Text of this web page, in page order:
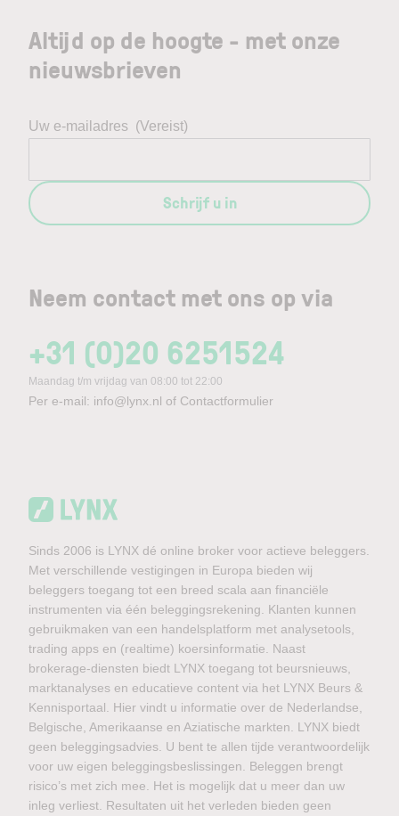
Neem contact met ons op via
+31 (0)20 6251524
Maandag t/m vrijdag van 08:00 tot 22:00
Per e-mail: info@lynx.nl of Contactformulier
Altijd op de hoogte - met onze
nieuwsbrieven
Uw e-mailadres (Vereist)
Schrijf u in
Sinds 2006 is LYNX dé online broker voor actieve beleggers.
Met verschillende vestigingen in Europa bieden wij
beleggers toegang tot een breed scala aan financiële
instrumenten via één beleggingsrekening. Klanten kunnen
gebruikmaken van een handelsplatform met analysetools,
trading apps en (realtime) koersinformatie. Naast
brokerage-diensten biedt LYNX toegang tot beursnieuws,
marktanalyses en educatieve content via het LYNX Beurs &
Kennisportaal. Hier vindt u informatie over de Nederlandse,
Belgische, Amerikaanse en Aziatische markten. LYNX biedt
geen beleggingsadvies. U bent te allen tijde verantwoordelijk
voor uw eigen beleggingsbeslissingen. Beleggen brengt
risico’s met zich mee. Het is mogelijk dat u meer dan uw
inleg verliest. Resultaten uit het verleden bieden geen